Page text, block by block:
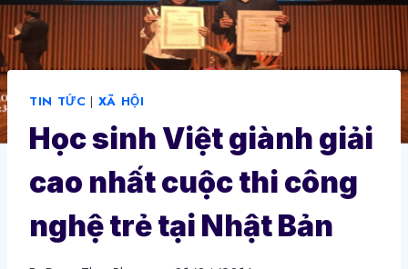
TIN TỨC | XÃ HỘI
Học sinh Việt giành giải
cao nhất cuộc thi công
nghệ trẻ tại Nhật Bản